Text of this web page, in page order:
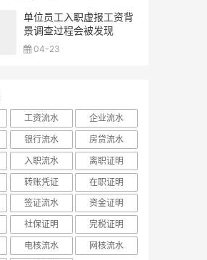
单位员工入职虚报工资背
景调查过程会被发现
04-23
工资流水
企业流水
银行流水
房贷流水
入职流水
离职证明
转账凭证
在职证明
签证流水
资金证明
社保证明
完税证明
电核流水
网核流水